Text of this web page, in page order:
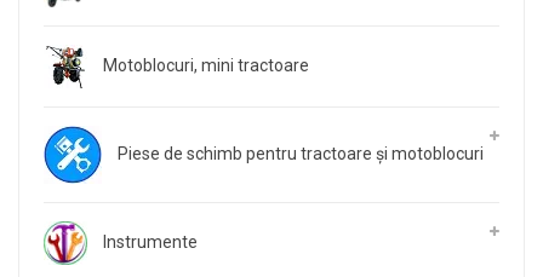
Motoblocuri, mini tractoare
Piese de schimb pentru tractoare și motoblocuri
Instrumente